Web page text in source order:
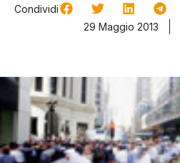
Condividi
29 Maggio 2013